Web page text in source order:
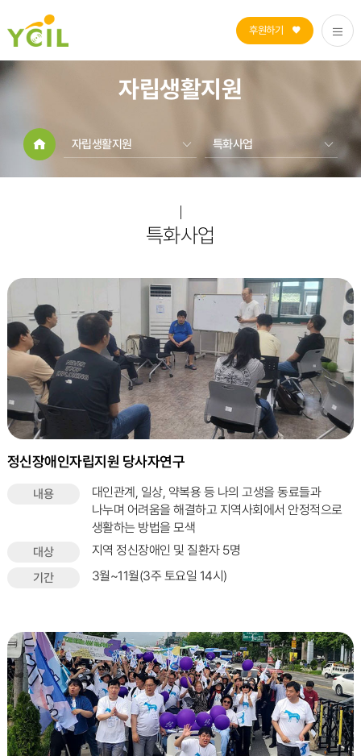
후원하기
자립생활지원
자립생활지원 특화사업
특화사업
기타사업
특화사업
정신장애인자립지원 당사자연구
내용
대인관계, 일상, 약복용 등 나의 고생을 동료들과
나누며 어려움을 해결하고 지역사회에서 안정적으로
생활하는 방법을 모색
대상 지역 정신장애인 및 질환자 5명
기간 3월~11월(3주 토요일 14시)